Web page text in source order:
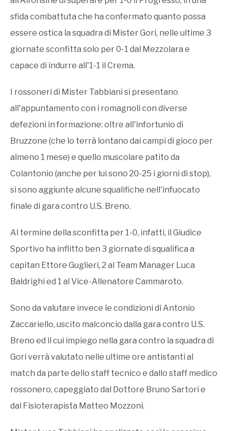
sfida combattuta che ha confermato quanto possa
essere ostica la squadra di Mister Gori, nelle ultime 3
giornate sconfitta solo per 0-1 dal Mezzolara e
capace di indurre all'1-1 il Crema.
I rossoneri di Mister Tabbiani si presentano
all'appuntamento con i romagnoli con diverse
defezioni in formazione: oltre all'infortunio di
Bruzzone (che lo terrà lontano dai campi di gioco per
almeno 1 mese) e quello muscolare patito da
Colantonio (anche per lui sono 20-25 i giorni di stop),
si sono aggiunte alcune squalifiche nell'infuocato
finale di gara contro U.S. Breno.
Al termine della sconfitta per 1-0, infatti, il Giudice
Sportivo ha inflitto ben 3 giornate di squalifica a
capitan Ettore Guglieri, 2 al Team Manager Luca
Baldrighi ed 1 al Vice-Allenatore Cammaroto.
Sono da valutare invece le condizioni di Antonio
Zaccariello, uscito malconcio dalla gara contro U.S.
Breno ed il cui impiego nella gara contro la squadra di
Gori verrà valutato nelle ultime ore antistanti al
match da parte dello staff tecnico e dallo staff medico
rossonero, capeggiato dal Dottore Bruno Sartori e
dal Fisioterapista Matteo Mozzoni.